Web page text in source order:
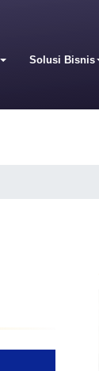
Solusi Bisnis